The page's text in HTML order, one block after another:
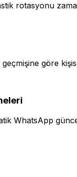
rotasyonu
göre
WhatsApp